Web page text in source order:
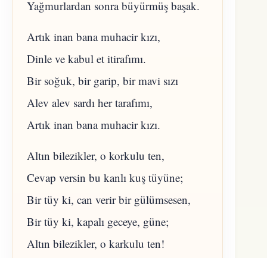
Yağmurlardan sonra büyürmüş başak.
Artık inan bana muhacir kızı,
Dinle ve kabul et itirafımı.
Bir soğuk, bir garip, bir mavi sızı
Alev alev sardı her tarafımı,
Artık inan bana muhacir kızı.
Altın bilezikler, o korkulu ten,
Cevap versin bu kanlı kuş tüyüne;
Bir tüy ki, can verir bir gülümsesen,
Bir tüy ki, kapalı geceye, güne;
Altın bilezikler, o karkulu ten!